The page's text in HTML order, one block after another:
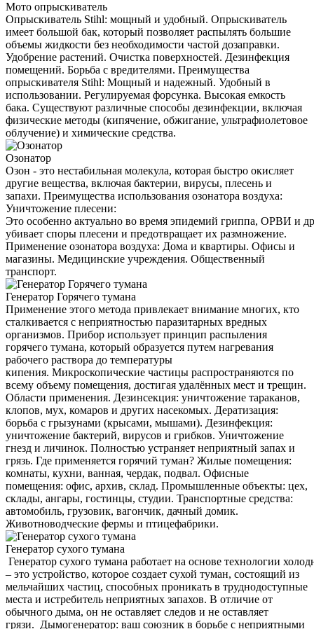
Мото опрыскиватель
Опрыскиватель Stihl: мощный и удобный. Опрыскиватель
имеет большой бак, который позволяет распылять большие
объемы жидкости без необходимости частой дозаправки.
Удобрение растений. Очистка поверхностей. Дезинфекция
помещений. Борьба с вредителями. Преимущества
опрыскивателя Stihl: Мощный и надежный. Удобный в
использовании. Регулируемая форсунка. Высокая емкость
бака. Существуют различные способы дезинфекции, включая
физические методы (кипячение, обжигание, ультрафиолетовое
облучение) и химические средства.
Озонатор
Озон - это нестабильная молекула, которая быстро окисляет
другие вещества, включая бактерии, вирусы, плесень и
запахи. Преимущества использования озонатора воздуха:
Уничтожение плесени:
Это особенно актуально во время эпидемий гриппа, ОРВИ и
убивает споры плесени и предотвращает их размножение.
Применение озонатора воздуха: Дома и квартиры. Офисы и
магазины. Медицинские учреждения. Общественный
транспорт.
Генератор Горячего тумана
Применение этого метода привлекает внимание многих, кто
сталкивается с неприятностью паразитарных вредных
организмов. Прибор использует принцип распыления
горячего тумана, который образуется путем нагревания
рабочего раствора до температуры
кипения. Микроскопические частицы распространяются по
всему объему помещения, достигая удалённых мест и трещин.
Области применения. Дезинсекция: уничтожение тараканов,
клопов, мух, комаров и других насекомых. Дератизация:
борьба с грызунами (крысами, мышами). Дезинфекция:
уничтожение бактерий, вирусов и грибков. Уничтожение
гнезд и личинок. Полностью устраняет неприятный запах и
грязь. Где применяется горячий туман? Жилые помещения:
комнаты, кухни, ванная, чердак, подвал. Офисные
помещения: офис, архив, склад. Промышленные объекты: цех,
склады, ангары, гостинцы, студии. Транспортные средства:
автомобиль, грузовик, вагончик, дачный домик.
Животноводческие фермы и птицефабрики.
Генератор сухого тумана
Генератор сухого тумана работает на основе технологии
– это устройство, которое создает сухой туман, состоящий из
мельчайших частиц, способных проникать в труднодоступные
места и истребитель неприятных запахов. В отличие от
обычного дыма, он не оставляет следов и не оставляет
грязи. Дымогенератор: ваш союзник в борьбе с неприятными